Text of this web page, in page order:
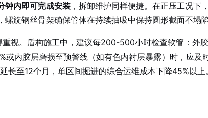
钟内即可完成安装，拆卸维护同样便捷。在正压工况下
螺旋钢丝骨架确保管体在持续抽吸中保持圆形截面不塌陷
视。盾构施工中，建议每200-500小时检查软管：外
或内胶层磨损至预警线（如有色内衬层暴露）时，应
长至12个月，单区间掘进的综合运维成本下降45%以上。